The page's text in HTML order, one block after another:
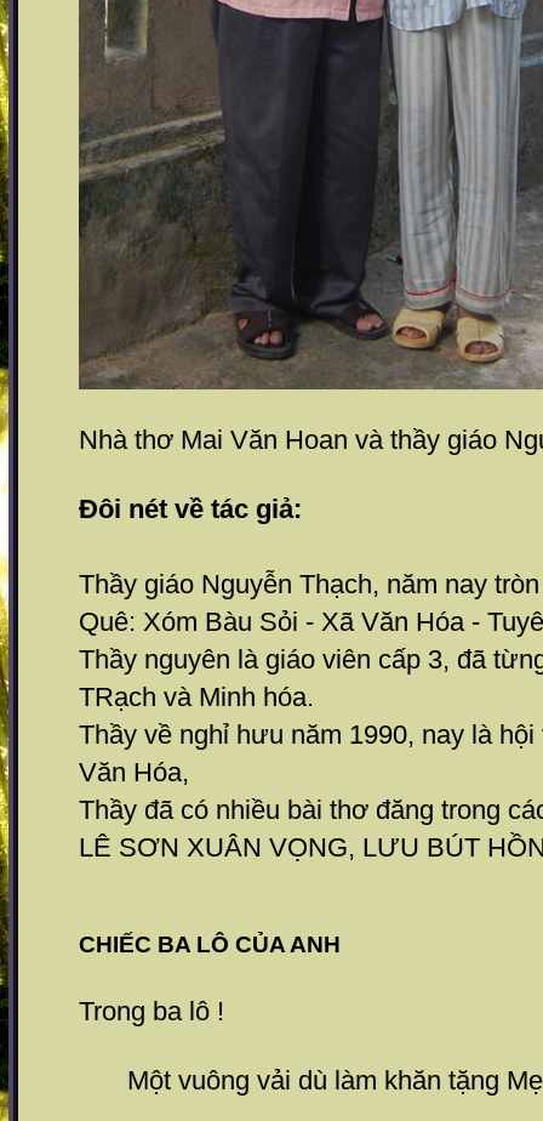
Nhà thơ Mai Văn Hoan và thầy giáo
Đôi nét về tác giả:
Thầy giáo Nguyễn Thạch, năm nay
Quê: Xóm Bàu Sỏi - Xã Văn Hóa -
Thầy nguyên là giáo viên cấp 3, đã
TRạch và Minh hóa.
Thầy về nghỉ hưu năm 1990, nay là
Văn Hóa,
Thầy đã có nhiều bài thơ đăng trong
LÊ SƠN XUÂN VỌNG, LƯU BÚT
CHIẾC BA LÔ CỦA ANH
Trong ba lô !
Một vuông vải dù làm khăn tặng Mẹ